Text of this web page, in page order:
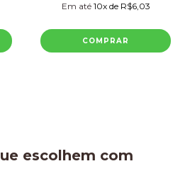
Em até 10x de R$6,03
COMPRAR
escolhem com